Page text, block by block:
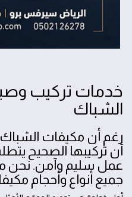
خدمات تركيب
الشباك
رغم أن مكيفات
أن تركيبها الصحيح
عمل سليم وآمن.
جميع أنواع وأحجام